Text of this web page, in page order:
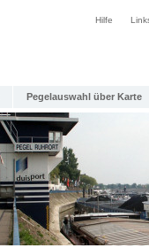
Hilfe
Pegelauswahl über Karte